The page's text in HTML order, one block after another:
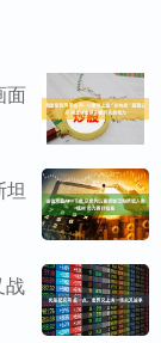
面
坦
战